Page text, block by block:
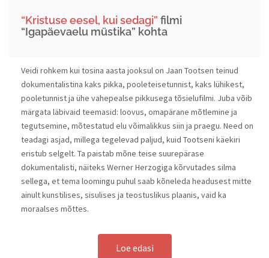
“Kristuse eesel, kui sedagi” filmi
“Igapäevaelu müstika” kohta
Veidi rohkem kui tosina aasta jooksul on Jaan Tootsen teinud
dokumentalistina kaks pikka, pooleteisetunnist, kaks lühikest,
pooletunnist ja ühe vahepealse pikkusega tõsielufilmi. Juba võib
märgata läbivaid teemasid: loovus, omapärane mõtlemine ja
tegutsemine, mõtestatud elu võimalikkus siin ja praegu. Need on
teadagi asjad, millega tegelevad paljud, kuid Tootseni käekiri
eristub selgelt. Ta paistab mõne teise suurepärase
dokumentalisti, näiteks Werner Herzogiga kõrvutades silma
sellega, et tema loomingu puhul saab kõneleda headusest mitte
ainult kunstilises, sisulises ja teostuslikus plaanis, vaid ka
moraalses mõttes.
Loe edasi